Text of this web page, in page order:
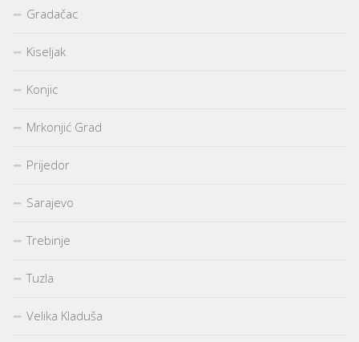
Gradačac
Kiseljak
Konjic
Mrkonjić Grad
Prijedor
Sarajevo
Trebinje
Tuzla
Velika Kladuša